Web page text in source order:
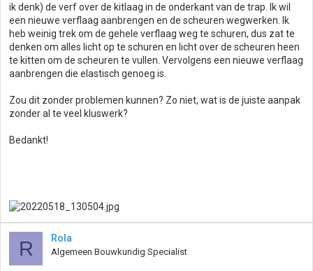
ik denk) de verf over de kitlaag in de onderkant van de trap. Ik wil
een nieuwe verflaag aanbrengen en de scheuren wegwerken. Ik
heb weinig trek om de gehele verflaag weg te schuren, dus zat te
denken om alles licht op te schuren en licht over de scheuren heen
te kitten om de scheuren te vullen. Vervolgens een nieuwe verflaag
aanbrengen die elastisch genoeg is.
Zou dit zonder problemen kunnen? Zo niet, wat is de juiste aanpak
zonder al te veel kluswerk?
Bedankt!
R Rola
Algemeen Bouwkundig Specialist